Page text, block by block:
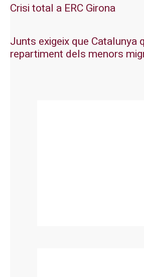
Crisi total a ERC Girona
Junts exigeix que Catalunya
repartiment dels menors